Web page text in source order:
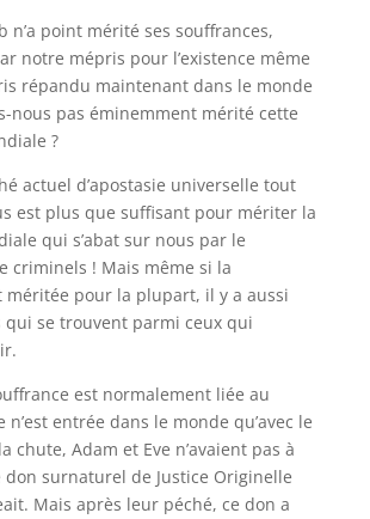
n’a point mérité ses souffrances,
notre mépris pour l’existence même
répandu maintenant dans le monde
nous pas éminemment mérité cette
?
actuel d’apostasie universelle tout
est plus que suffisant pour mériter la
qui s’abat sur nous par le
criminels ! Mais même si la
méritée pour la plupart, il y a aussi
qui se trouvent parmi ceux qui
est normalement liée au
n’est entrée dans le monde qu’avec le
chute, Adam et Eve n’avaient pas à
surnaturel de Justice Originelle
Mais après leur péché, ce don a